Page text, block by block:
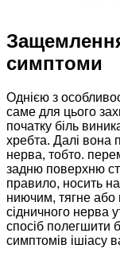
симптоми
Однією з
саме для цього
початку біль
хребта. Далі вона
нерва, тобто.
задню поверхню
правило, носить
ниючим, тягне або
сідничного нерва
спосіб полегшити
симптомів ішіасу